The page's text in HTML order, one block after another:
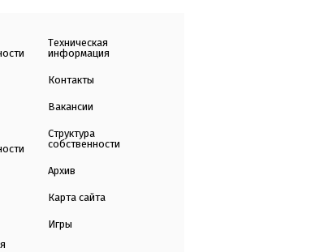
Техническая
информация
Контакты
Вакансии
Структура
собственности
Архив
Карта сайта
Игры